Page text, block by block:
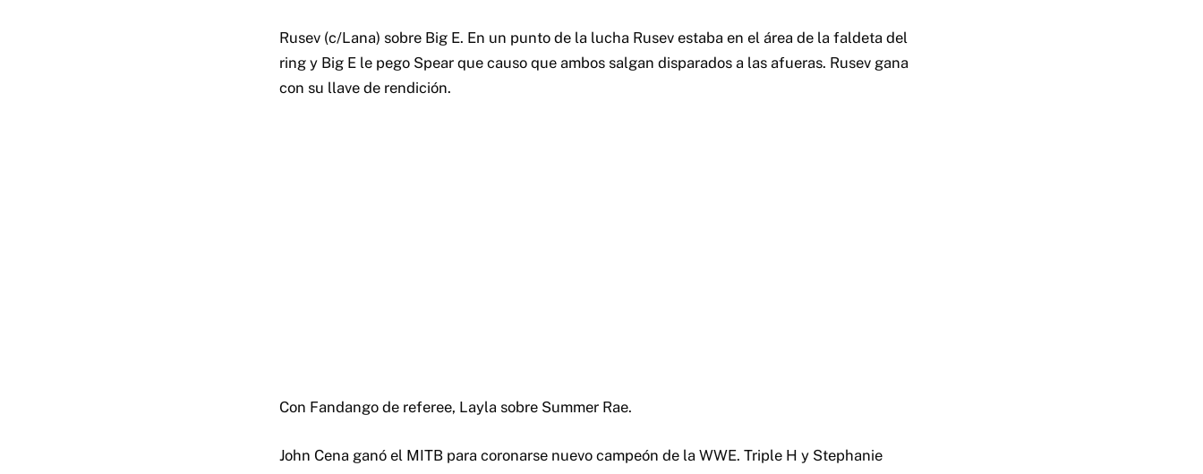
Rusev (c/Lana) sobre Big E. En un punto de la lucha Rusev estaba en el área de la faldeta del
ring y Big E le pego Spear que causo que ambos salgan disparados a las afueras. Rusev gana
con su llave de rendición.
Con Fandango de referee, Layla sobre Summer Rae.
John Cena ganó el MITB para coronarse nuevo campeón de la WWE. Triple H y Stephanie